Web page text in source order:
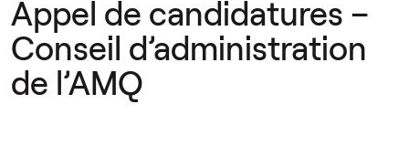
Appel de candidatures –
Conseil d’administration
de l’AMQ